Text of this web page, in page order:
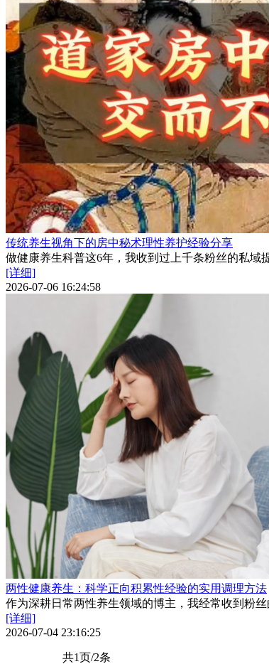
传统养生视角下的房中秘术理性养护经验分享
做健康养生科普这6年，我收到过上千条粉丝的私
[详细]
2026-07-06 16:24:58
两性健康养生：科学正向积累性经验的实用调理方法
作为深耕日常两性养生领域的博主，我经常收到粉
[详细]
2026-07-04 23:16:25
共1页/2条